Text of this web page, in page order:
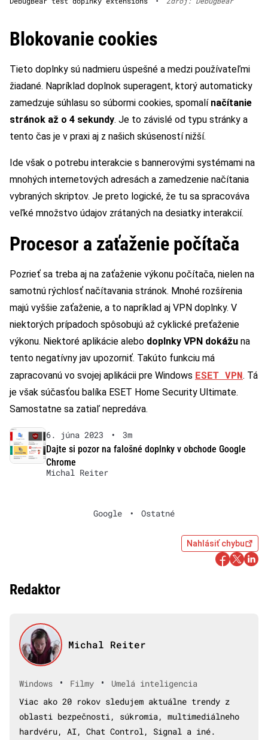
Blokovanie cookies
Tieto doplnky sú nadmieru úspešné a medzi používateľmi
žiadané. Napríklad doplnok superagent, ktorý automaticky
zamedzuje súhlasu so súbormi cookies, spomalí načítanie
stránok až o 4 sekundy. Je to závislé od typu stránky a
tento čas je v praxi aj z našich skúseností nižší.
Ide však o potrebu interakcie s bannerovými systémami na
mnohých internetových adresách a zamedzenie načítania
vybraných skriptov. Je preto logické, že tu sa spracováva
veľké množstvo údajov zrátaných na desiatky interakcií.
Procesor a zaťaženie počítača
Pozrieť sa treba aj na zaťaženie výkonu počítača, nielen na
samotnú rýchlosť načítavania stránok. Mnohé rozšírenia
majú vyššie zaťaženie, a to napríklad aj VPN doplnky. V
niektorých prípadoch spôsobujú až cyklické preťaženie
výkonu. Niektoré aplikácie alebo doplnky VPN dokážu na
tento negatívny jav upozorniť. Takúto funkciu má
zapracovanú vo svojej aplikácii pre Windows ESET VPN. Tá
je však súčasťou balíka ESET Home Security Ultimate.
Samostatne sa zatiaľ nepredáva.
6. júna 2023 •
3m
Dajte si pozor na falošné doplnky v obchode Google
Chrome
Michal Reiter
Google • Ostatné
Nahlásiť chybu
Redaktor
Michal Reiter
Windows • Filmy •
Umelá inteligencia
Viac ako 20 rokov sledujem aktuálne trendy z
oblasti bezpečnosti, súkromia, multimediálneho
hardvéru, AI, Chat Control, Signal a iné.